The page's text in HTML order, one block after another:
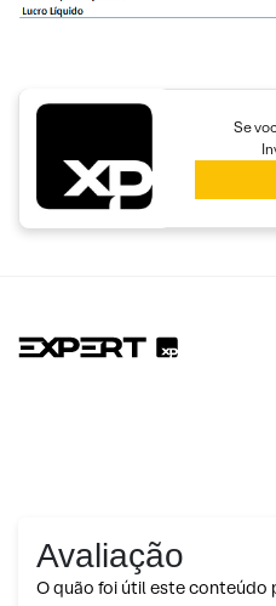
Se
Avaliação
O quão foi útil este conteúdo